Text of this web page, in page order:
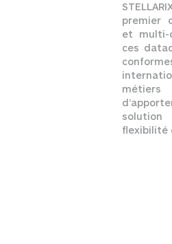
premier
et multi-
ces
flexibilité